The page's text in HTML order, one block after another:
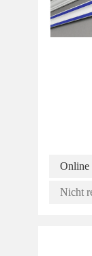
Online
Nicht